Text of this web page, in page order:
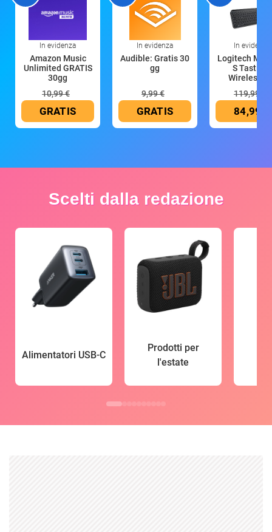
In evidenza
Amazon Music
Unlimited GRATIS
30gg
10,99 €
GRATIS
In evidenza
Audible: Gratis 30
gg
9,99 €
GRATIS
In evidenza
Logitech MX
S Tastiera
Wireless
119,99 €
84,99 €
Scelti dalla redazione
Alimentatori USB-C
Prodotti per
l'estate